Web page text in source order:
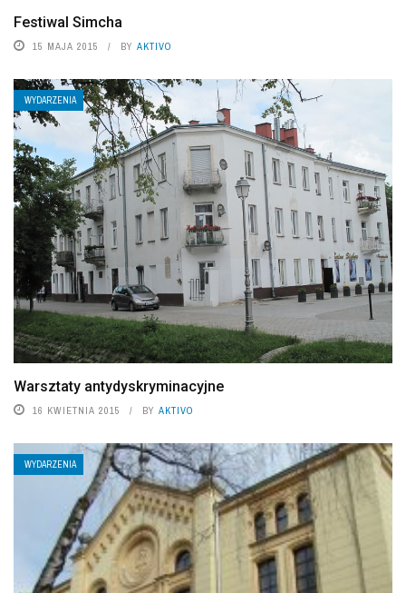
Festiwal Simcha
15 MAJA 2015 BY AKTIVO
WYDARZENIA
Warsztaty antydyskryminacyjne
16 KWIETNIA 2015 BY AKTIVO
WYDARZENIA